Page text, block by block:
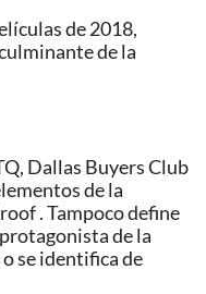
de 2018,
de la
Dallas Buyers Club
de la
. Tampoco define
de la
se identifica de